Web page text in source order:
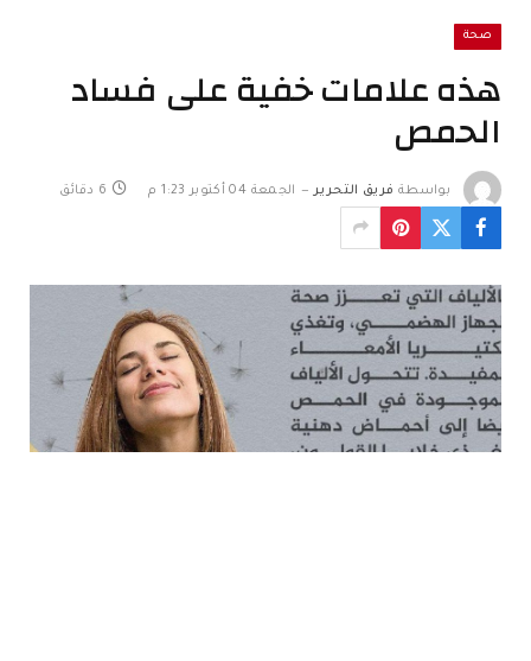
صحة
هذه علامات خفية على فساد
الحمص
بواسطة فريق التحرير الجمعة 04 أكتوبر 1:23 م 6 دقائق